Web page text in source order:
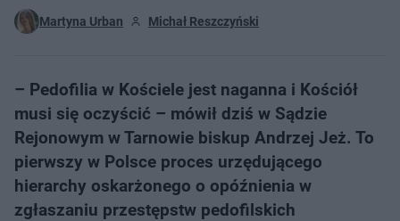
Martyna Urban Michał Reszczyński
– Pedofilia w Kościele jest naganna i Kościół
musi się oczyścić – mówił dziś w Sądzie
Rejonowym w Tarnowie biskup Andrzej Jeż. To
pierwszy w Polsce proces urzędującego
hierarchy oskarżonego o opóźnienia w
zgłaszaniu przestępstw pedofilskich